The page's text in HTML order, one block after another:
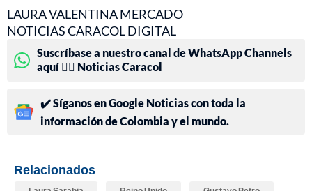
LAURA VALENTINA MERCADO
NOTICIAS CARACOL DIGITAL
Suscríbase a nuestro canal de WhatsApp Channels
aquí 👉🏻 Noticias Caracol
✔️ Síganos en Google Noticias con toda la
información de Colombia y el mundo.
Relacionados